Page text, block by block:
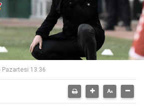
Pazartesi 13:36